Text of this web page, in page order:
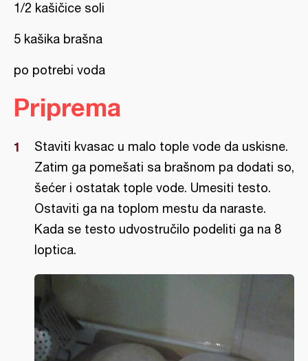
1/2 kašičice soli
5 kašika brašna
po potrebi voda
Priprema
Staviti kvasac u malo tople vode da uskisne.
Zatim ga pomešati sa brašnom pa dodati so,
šećer i ostatak tople vode. Umesiti testo.
Ostaviti ga na toplom mestu da naraste.
Kada se testo udvostručilo podeliti ga na 8
loptica.